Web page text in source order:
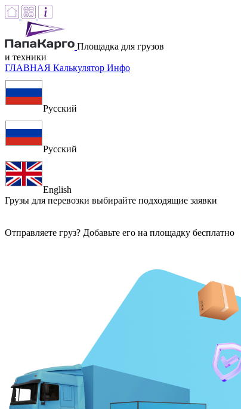
Площадка для грузов
и техники
ГЛАВНАЯ Калькулятор Инфо
Русский
Русский
English
Грузы для перевозки выбирайте подходящие заявки
Отправляете груз? Добавьте его на площадку бесплатно